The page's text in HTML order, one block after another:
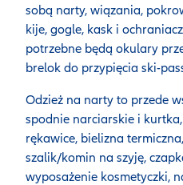
sobą narty, wiązania,
kije, gogle, kask i
potrzebne będą okulary
brelok do przypięcia ski-
Odzież na narty to przede
spodnie narciarskie i
rękawice, bielizna
szalik/komin na szyję,
wyposażenie kosmetyczki,